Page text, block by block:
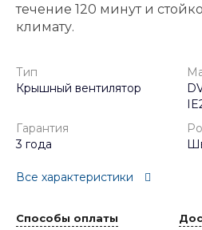
течение 120 минут и
климату.
Тип
Крышный вентилятор
Гарантия
3 года
Все характеристики
Способы оплаты